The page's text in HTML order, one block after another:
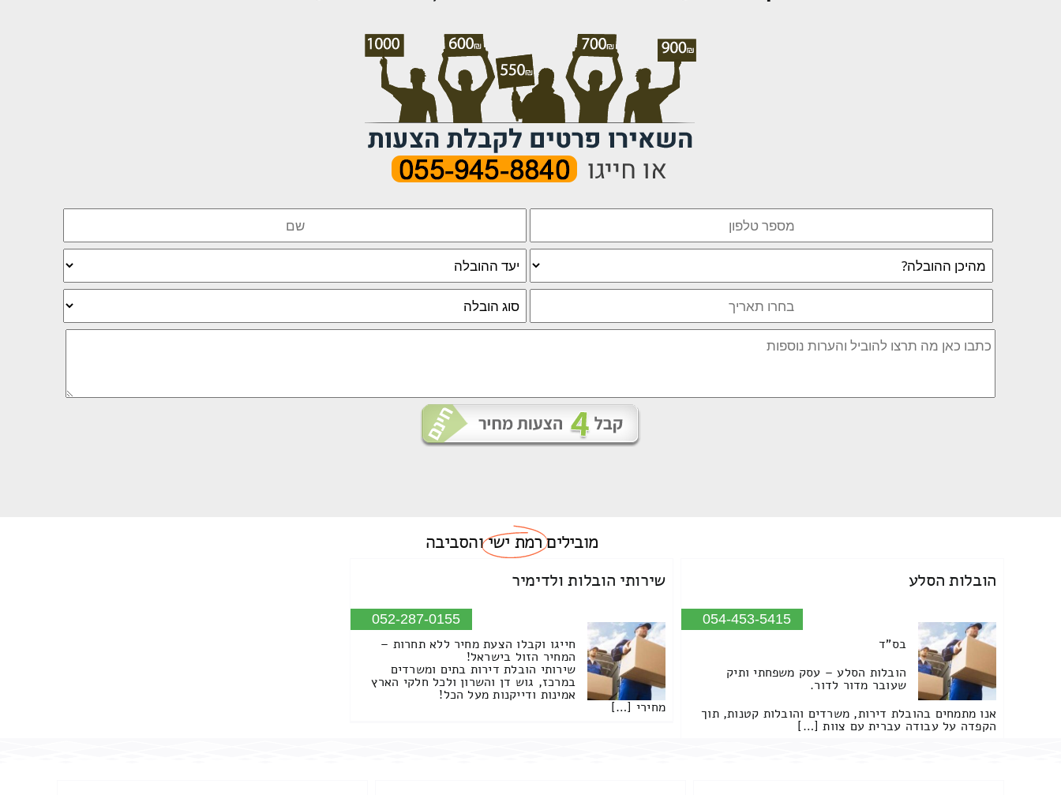
מוביליםרמת ישיוהסביבה
הובלות הסלע
054-453-5415
בס"ד
הובלות הסלע – עסק משפחתי ותיק
שעובר מדור לדור.
אנו מתמחים בהובלת דירות, משרדים והובלות קטנות, תוך
הקפדה על עבודה עברית עם צוות […]
שירותי הובלות ולדימיר
052-287-0155
חייגו וקבלו הצעת מחיר ללא תחרות –
המחיר הזול בישראל!
שירותי הובלת דירות בתים ומשרדים
במרכז, גוש דן והשרון ולכל חלקי הארץ
אמינות ודייקנות מעל הכל!
מחירי […]